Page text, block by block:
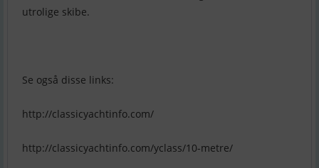
utrolige skibe.
Se også disse links:
http://classicyachtinfo.com/
http://classicyachtinfo.com/yclass/10-metre/